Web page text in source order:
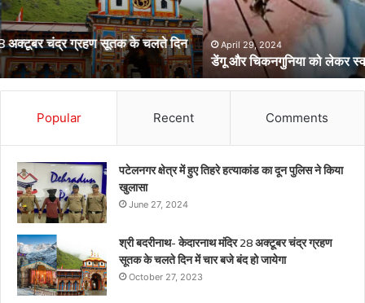
विभाग
का
अर्लटApril 29, 2024
डेंगू और चिकनगुनिया को लेकर स्वास्थ्य विभाग का अर्लट
Popular Recent Comments
पटेलनगर क्षेत्र में हुए तिहरे हत्याकांड का दून पुलिस ने किया
खुलासा
June 27, 2024
श्री बदरीनाथ- केदारनाथ मंदिर 28 अक्टूबर चंद्र ग्रहण
सूतक के चलते दिन में चार बजे बंद हो जायेगा
October 27, 2023